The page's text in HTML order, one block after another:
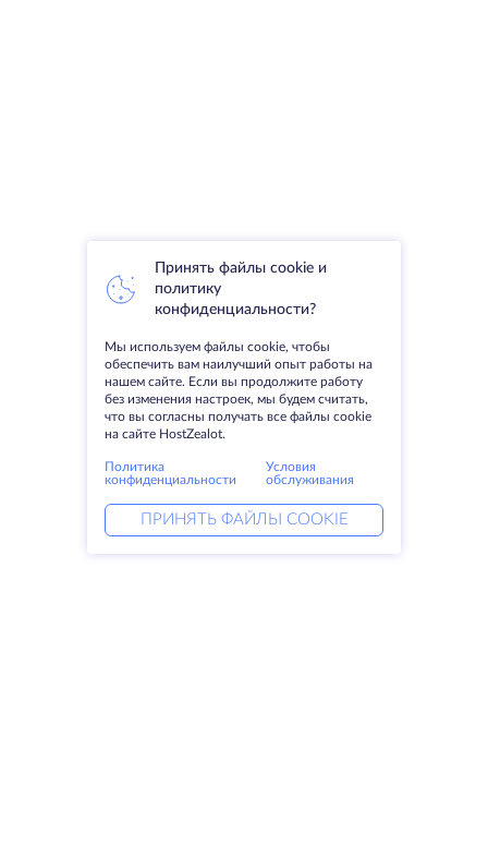
Принять файлы cookie и
политику
конфиденциальности?
Мы используем файлы cookie, чтобы
обеспечить вам наилучший опыт работы на
нашем сайте. Если вы продолжите работу
без изменения настроек, мы будем считать,
что вы согласны получать все файлы cookie
на сайте HostZealot.
Политика
конфиденциальности
Условия
обслуживания
ПРИНЯТЬ ФАЙЛЫ COOKIE